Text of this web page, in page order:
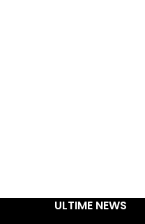
ULTIME NEWS